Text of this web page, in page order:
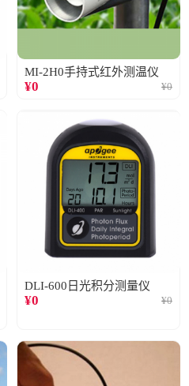
MI-2H0手持式红外测温仪
¥0 ¥0
DLI-600日光积分测量仪
¥0 ¥0